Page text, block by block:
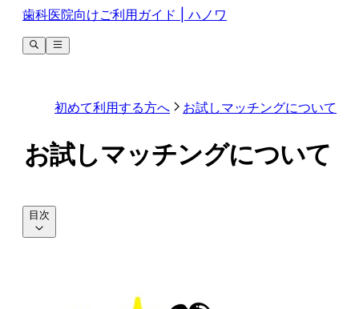
歯科医院向けご利用ガイド | ハノワ
初めて利用する方へ お試しマッチングについて
お試しマッチングについて
目次